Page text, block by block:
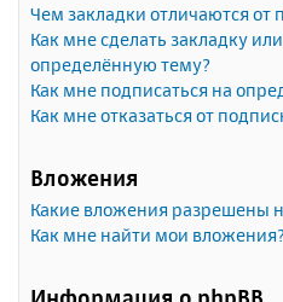
Чем закладки отличаются от
Как мне сделать закладку
определённую тему?
Как мне подписаться на
Как мне отказаться от
Вложения
Какие вложения разрешены
Как мне найти мои
Информация о phpBB